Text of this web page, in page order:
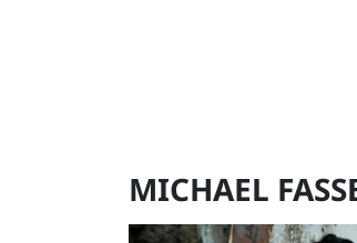
MICHAEL